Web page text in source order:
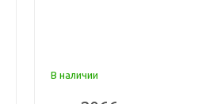
В наличии